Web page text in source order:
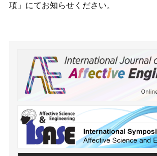
項」にてお知らせください。